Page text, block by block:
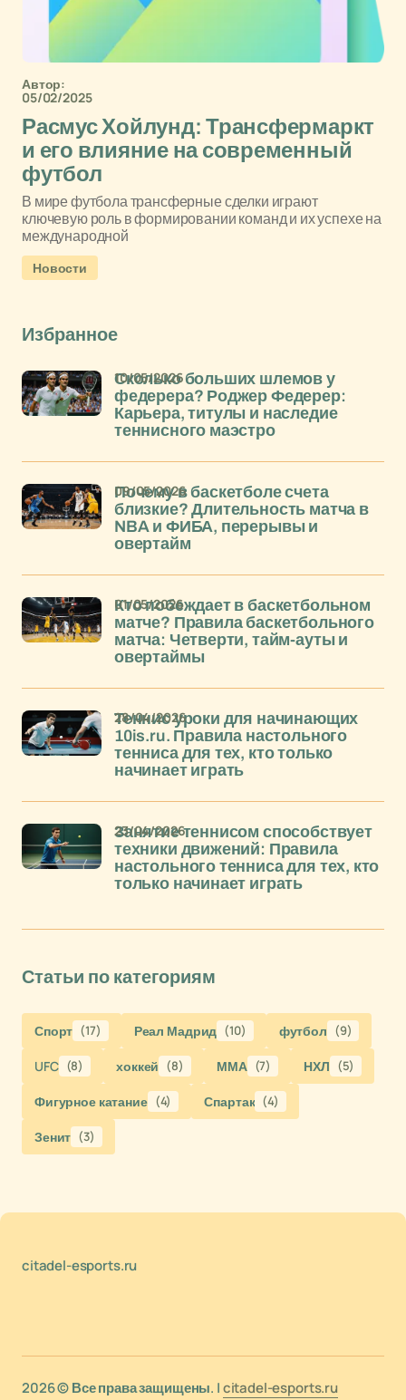
Автор:
05/02/2025
Расмус Хойлунд: Трансфермаркт
и его влияние на современный
футбол
В мире футбола трансферные сделки играют
ключевую роль в формировании команд и их успехе на
международной
Новости
Избранное
Сколько больших шлемов у
федерера? Роджер Федерер:
Карьера, титулы и наследие
теннисного маэстро
10/05/2026
Почему в баскетболе счета
близкие? Длительность матча в
NBA и ФИБА, перерывы и
овертайм
09/05/2026
Кто побеждает в баскетбольном
матче? Правила баскетбольного
матча: Четверти, тайм-ауты и
овертаймы
01/05/2026
Теннис уроки для начинающих
10is.ru. Правила настольного
тенниса для тех, кто только
начинает играть
28/04/2026
Занятие теннисом способствует
техники движений: Правила
настольного тенниса для тех, кто
только начинает играть
23/04/2026
Статьи по категориям
Спорт (17) Реал Мадрид (10) футбол (9)
UFC (8) хоккей (8) ММА (7) НХЛ (5)
Фигурное катание (4) Спартак (4)
Зенит (3)
citadel-esports.ru
2026 © Все права защищены. |citadel-esports.ru